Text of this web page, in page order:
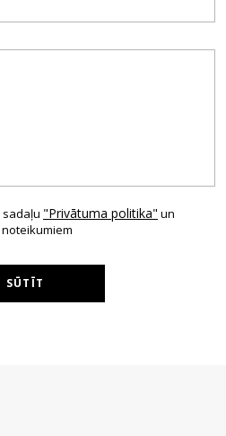
sadaļu "Privātuma politika" un
SŪTĪT